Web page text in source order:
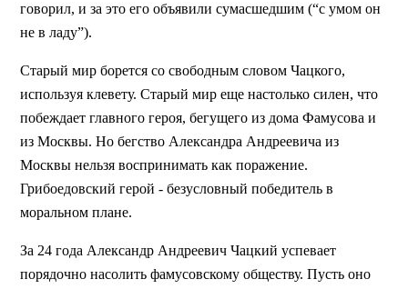
говорил, и за это его объявили сумасшедшим (“с умом он
не в ладу”).
Старый мир борется со свободным словом Чацкого,
используя клевету. Старый мир еще настолько силен, что
побеждает главного героя, бегущего из дома Фамусова и
из Москвы. Но бегство Александра Андреевича из
Москвы нельзя воспринимать как поражение.
Грибоедовский герой - безусловный победитель в
моральном плане.
За 24 года Александр Андреевич Чацкий успевает
порядочно насолить фамусовскому обществу. Пусть оно